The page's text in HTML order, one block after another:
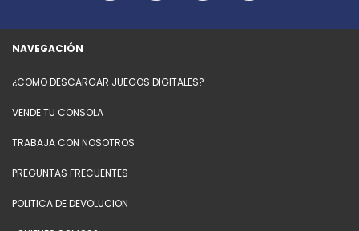
NAVEGACIÓN
¿COMO DESCARGAR JUEGOS DIGITALES?
VENDE TU CONSOLA
TRABAJA CON NOSOTROS
PREGUNTAS FRECUENTES
POLITICA DE DEVOLUCION